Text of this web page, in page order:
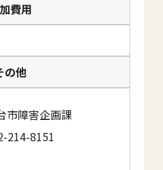
費用
の他
市障害企画課
8151